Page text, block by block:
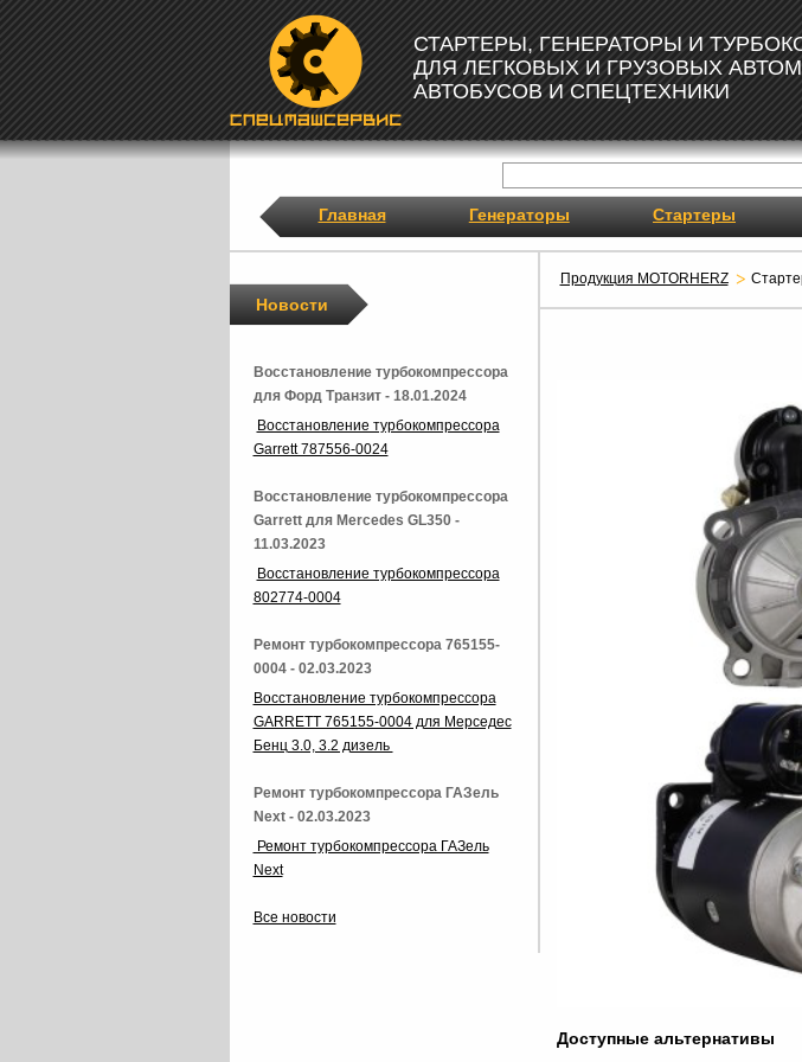
СТАРТЕРЫ, ГЕНЕРАТОРЫ И
ДЛЯ ЛЕГКОВЫХ И ГРУЗОВЫХ
АВТОБУСОВ И СПЕЦТЕХНИКИ
Главная Генераторы Стартеры
Продукция MOTORHERZ
Доступные альтернативы
Новости
Восстановление турбокомпрессора
для Форд Транзит - 18.01.2024
Восстановление турбокомпрессора
Garrett 787556-0024
Восстановление турбокомпрессора
Garrett для Mercedes GL350 -
11.03.2023
Восстановление турбокомпрессора
802774-0004
Ремонт турбокомпрессора 765155-
0004 - 02.03.2023
Восстановление турбокомпрессора
GARRETT 765155-0004 для Мерседес
Бенц 3.0, 3.2 дизель
Ремонт турбокомпрессора ГАЗель
Next - 02.03.2023
Ремонт турбокомпрессора ГАЗель
Next
Все новости